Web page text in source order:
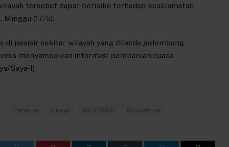
tersebut dapat berisiko terhadap keselamatan
Minggu (17/5).
di pesisir sekitar wilayah yang dilanda gelombang
menyampaikan informasi pembaruan cuaca
Saya-1)
Perairan tinggi WASPADA Wilayahnya